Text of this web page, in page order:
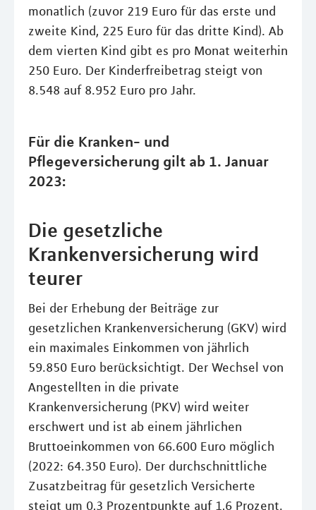
monatlich (zuvor 219 Euro für das erste und
zweite Kind, 225 Euro für das dritte Kind). Ab
dem vierten Kind gibt es pro Monat weiterhin
250 Euro. Der Kinderfreibetrag steigt von
8.548 auf 8.952 Euro pro Jahr.
Für die Kranken- und
Pflegeversicherung gilt ab 1. Januar
2023:
Die gesetzliche
Krankenversicherung wird
teurer
Bei der Erhebung der Beiträge zur
gesetzlichen Krankenversicherung (GKV) wird
ein maximales Einkommen von jährlich
59.850 Euro berücksichtigt. Der Wechsel von
Angestellten in die private
Krankenversicherung (PKV) wird weiter
erschwert und ist ab einem jährlichen
Bruttoeinkommen von 66.600 Euro möglich
(2022: 64.350 Euro). Der durchschnittliche
Zusatzbeitrag für gesetzlich Versicherte
steigt um 0,3 Prozentpunkte auf 1,6 Prozent.